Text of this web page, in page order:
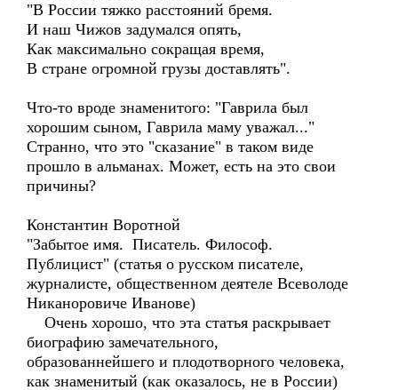
"В России тяжко расстояний бремя.
И наш Чижов задумался опять,
Как максимально сокращая время,
В стране огромной грузы доставлять".
Что-то вроде знаменитого: "Гаврила был
хорошим сыном, Гаврила маму уважал..."
Странно, что это "сказание" в таком виде
прошло в альманах. Может, есть на это свои
причины?
Константин Воротной
"Забытое имя. Писатель. Философ.
Публицист" (статья о русском писателе,
журналисте, общественном деятеле Всеволоде
Никаноровиче Иванове)
Очень хорошо, что эта статья раскрывает
биографию замечательного,
образованнейшего и плодотворного человека,
как знаменитый (как оказалось, не в России)